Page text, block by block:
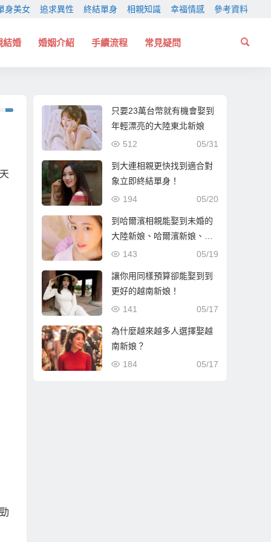
身美女 追求異性 終結單身 相親知識 幸福情感 參考資料
結婚 婚姻介紹 手續流程 常見疑問
只要23萬台幣就有機會娶到
年輕漂亮的大陸東北新娘
05/31
512
到大連相親更快找到適合對
象立即終結單身！
05/20
194
到哈爾濱相親能娶到未婚的
大陸新娘、哈爾濱新娘、東
北新娘嗎？
05/19
143
讓你用同樣預算卻能娶到到
更好的越南新娘！
05/17
141
為什麼越來越多人選擇娶越
南新娘？
05/17
184